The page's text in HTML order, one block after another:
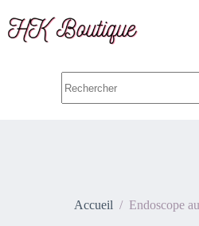
Accueil / Endoscope